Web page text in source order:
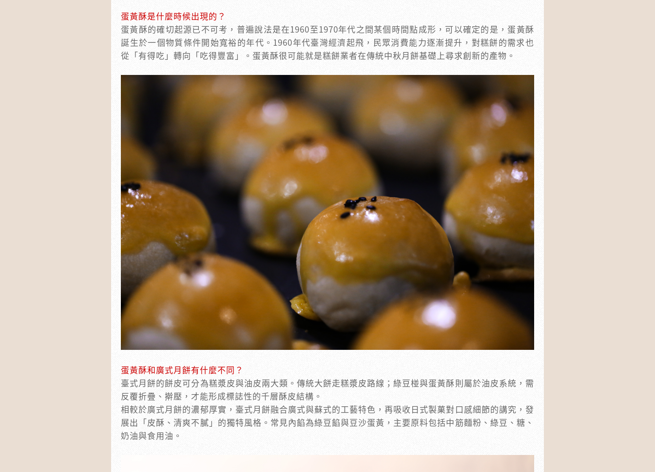
蛋黃酥是什麼時候出現的？
蛋黃酥的確切起源已不可考，普遍說法是在1960至1970年代之間某個時間點成形，可以確定的是，蛋黃酥
誕生於一個物質條件開始寬裕的年代。1960年代臺灣經濟起飛，民眾消費能力逐漸提升，對糕餅的需求也
從「有得吃」轉向「吃得豐富」。蛋黃酥很可能就是糕餅業者在傳統中秋月餅基礎上尋求創新的產物。
蛋黃酥和廣式月餅有什麼不同？
臺式月餅的餅皮可分為糕漿皮與油皮兩大類。傳統大餅走糕漿皮路線；綠豆椪與蛋黃酥則屬於油皮系統，需
反覆折疊、擀壓，才能形成標誌性的千層酥皮結構。
相較於廣式月餅的濃郁厚實，臺式月餅融合廣式與蘇式的工藝特色，再吸收日式製菓對口感細節的講究，發
展出「皮酥、清爽不膩」的獨特風格。常見內餡為綠豆餡與豆沙蛋黃，主要原料包括中筋麵粉、綠豆、糖、
奶油與食用油。